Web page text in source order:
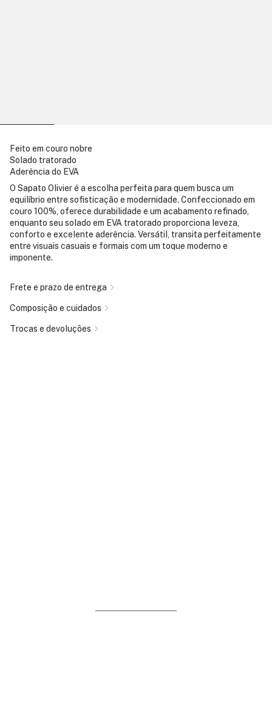
Feito em couro nobre
Solado tratorado
Aderência do EVA
O Sapato Olivier é a escolha perfeita para quem busca um
equilíbrio entre sofisticação e modernidade. Confeccionado em
couro 100%, oferece durabilidade e um acabamento refinado,
enquanto seu solado em EVA tratorado proporciona leveza,
conforto e excelente aderência. Versátil, transita perfeitamente
entre visuais casuais e formais com um toque moderno e
imponente.
Frete e prazo de entrega
Composição e cuidados
Trocas e devoluções